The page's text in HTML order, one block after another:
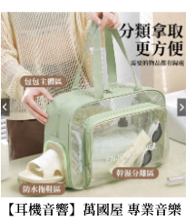
【耳機音響】萬國屋 專業音樂